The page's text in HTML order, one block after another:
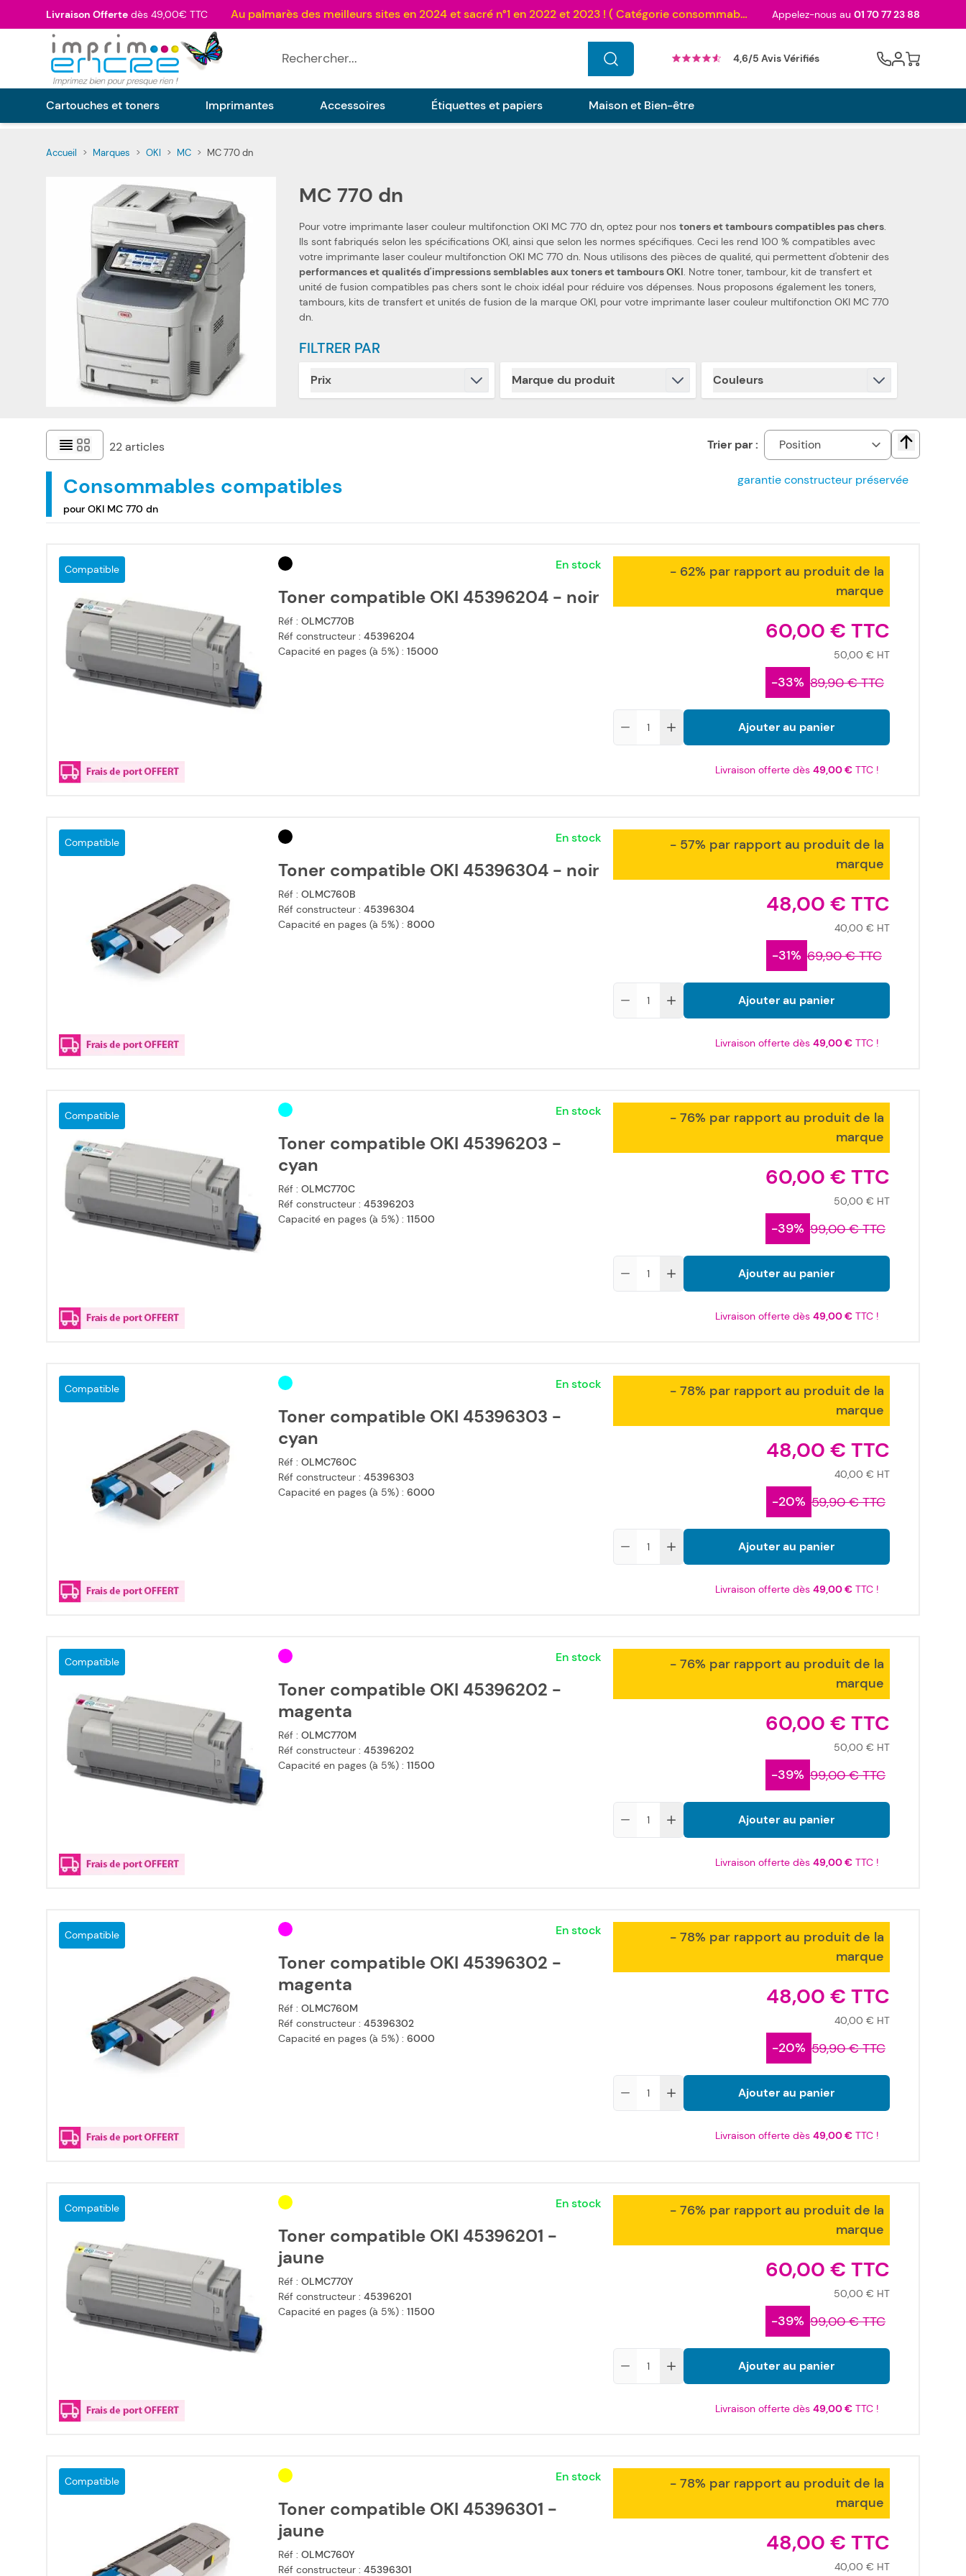
Livraison Offerte dès 49,00€ TTC Au palmarès des meilleurs sites en 2024 et sacré n°1 en 2022 et 2023 ! ( Catégorie consommables) Appelez-nous au 01 70 77 23 88
4,6/5 Avis Vérifiés Cart
Cartouches et toners Imprimantes Accessoires Étiquettes et papiers Maison et Bien-être
Accueil > Marques > OKI > MC > MC 770 dn
MC 770 dn
Pour votre imprimante laser couleur multifonction OKI MC 770 dn, optez pour nos toners et tambours compatibles pas chers.
Ils sont fabriqués selon les spécifications OKI, ainsi que selon les normes spécifiques. Ceci les rend 100 % compatibles avec
votre imprimante laser couleur multifonction OKI MC 770 dn. Nous utilisons des pièces de qualité, qui permettent d'obtenir des
performances et qualités d'impressions semblables aux toners et tambours OKI. Notre toner, tambour, kit de transfert et
unité de fusion compatibles pas chers sont le choix idéal pour réduire vos dépenses. Nous proposons également les toners,
tambours, kits de transfert et unités de fusion de la marque OKI, pour votre imprimante laser couleur multifonction OKI MC 770
dn.
FILTRER PAR
Prix
filter
Marque du produit
filter
Couleurs
filter
22articles Trier par : Change
Consommables compatibles garantie constructeur préservée
pour OKI MC 770 dn
Compatible En stock
Toner compatible OKI 45396204 - noir
Réf : OLMC770B
Réf constructeur : 45396204
Capacité en pages (à 5%) : 15000
- 62% par rapport au produit de la
marque
60,00 €
50,00 €
-33% 89,90 €
Ajouter au panier
Livraison offerte dès 49,00 €TTC !
Compatible En stock
Toner compatible OKI 45396304 - noir
Réf : OLMC760B
Réf constructeur : 45396304
Capacité en pages (à 5%) : 8000
- 57% par rapport au produit de la
marque
48,00 €
40,00 €
-31% 69,90 €
Ajouter au panier
Livraison offerte dès 49,00 €TTC !
Compatible En stock
Toner compatible OKI 45396203 -
cyan
Réf : OLMC770C
Réf constructeur : 45396203
Capacité en pages (à 5%) : 11500
- 76% par rapport au produit de la
marque
60,00 €
50,00 €
-39% 99,00 €
Ajouter au panier
Livraison offerte dès 49,00 €TTC !
Compatible En stock
Toner compatible OKI 45396303 -
cyan
Réf : OLMC760C
Réf constructeur : 45396303
Capacité en pages (à 5%) : 6000
- 78% par rapport au produit de la
marque
48,00 €
40,00 €
-20% 59,90 €
Ajouter au panier
Livraison offerte dès 49,00 €TTC !
Compatible En stock
Toner compatible OKI 45396202 -
magenta
Réf : OLMC770M
Réf constructeur : 45396202
Capacité en pages (à 5%) : 11500
- 76% par rapport au produit de la
marque
60,00 €
50,00 €
-39% 99,00 €
Ajouter au panier
Livraison offerte dès 49,00 €TTC !
Compatible En stock
Toner compatible OKI 45396302 -
magenta
Réf : OLMC760M
Réf constructeur : 45396302
Capacité en pages (à 5%) : 6000
- 78% par rapport au produit de la
marque
48,00 €
40,00 €
-20% 59,90 €
Ajouter au panier
Livraison offerte dès 49,00 €TTC !
Compatible En stock
Toner compatible OKI 45396201 -
jaune
Réf : OLMC770Y
Réf constructeur : 45396201
Capacité en pages (à 5%) : 11500
- 76% par rapport au produit de la
marque
60,00 €
50,00 €
-39% 99,00 €
Ajouter au panier
Livraison offerte dès 49,00 €TTC !
Compatible En stock
Toner compatible OKI 45396301 -
jaune
Réf : OLMC760Y
Réf constructeur : 45396301
- 78% par rapport au produit de la
marque
48,00 €
40,00 €